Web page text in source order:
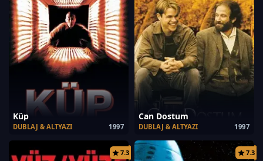
Küp
1997
DUBLAJ & ALTYAZI
Can Dostum
1997
DUBLAJ & ALTYAZI
7.3 7.3